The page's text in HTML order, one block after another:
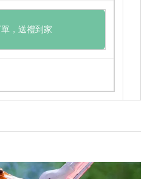
，送禮到家